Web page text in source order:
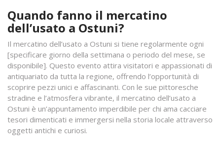
Quando fanno il mercatino
dell’usato a Ostuni?
Il mercatino dell’usato a Ostuni si tiene regolarmente ogni
[specificare giorno della settimana o periodo del mese, se
disponibile]. Questo evento attira visitatori e appassionati di
antiquariato da tutta la regione, offrendo l’opportunità di
scoprire pezzi unici e affascinanti. Con le sue pittoresche
stradine e l’atmosfera vibrante, il mercatino dell’usato a
Ostuni è un’appuntamento imperdibile per chi ama cacciare
tesori dimenticati e immergersi nella storia locale attraverso
oggetti antichi e curiosi.